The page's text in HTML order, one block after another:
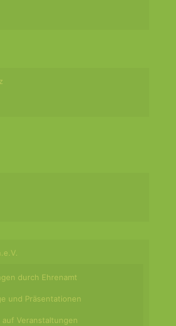
durch Ehrenamt
und Präsentationen
auf Veranstaltungen